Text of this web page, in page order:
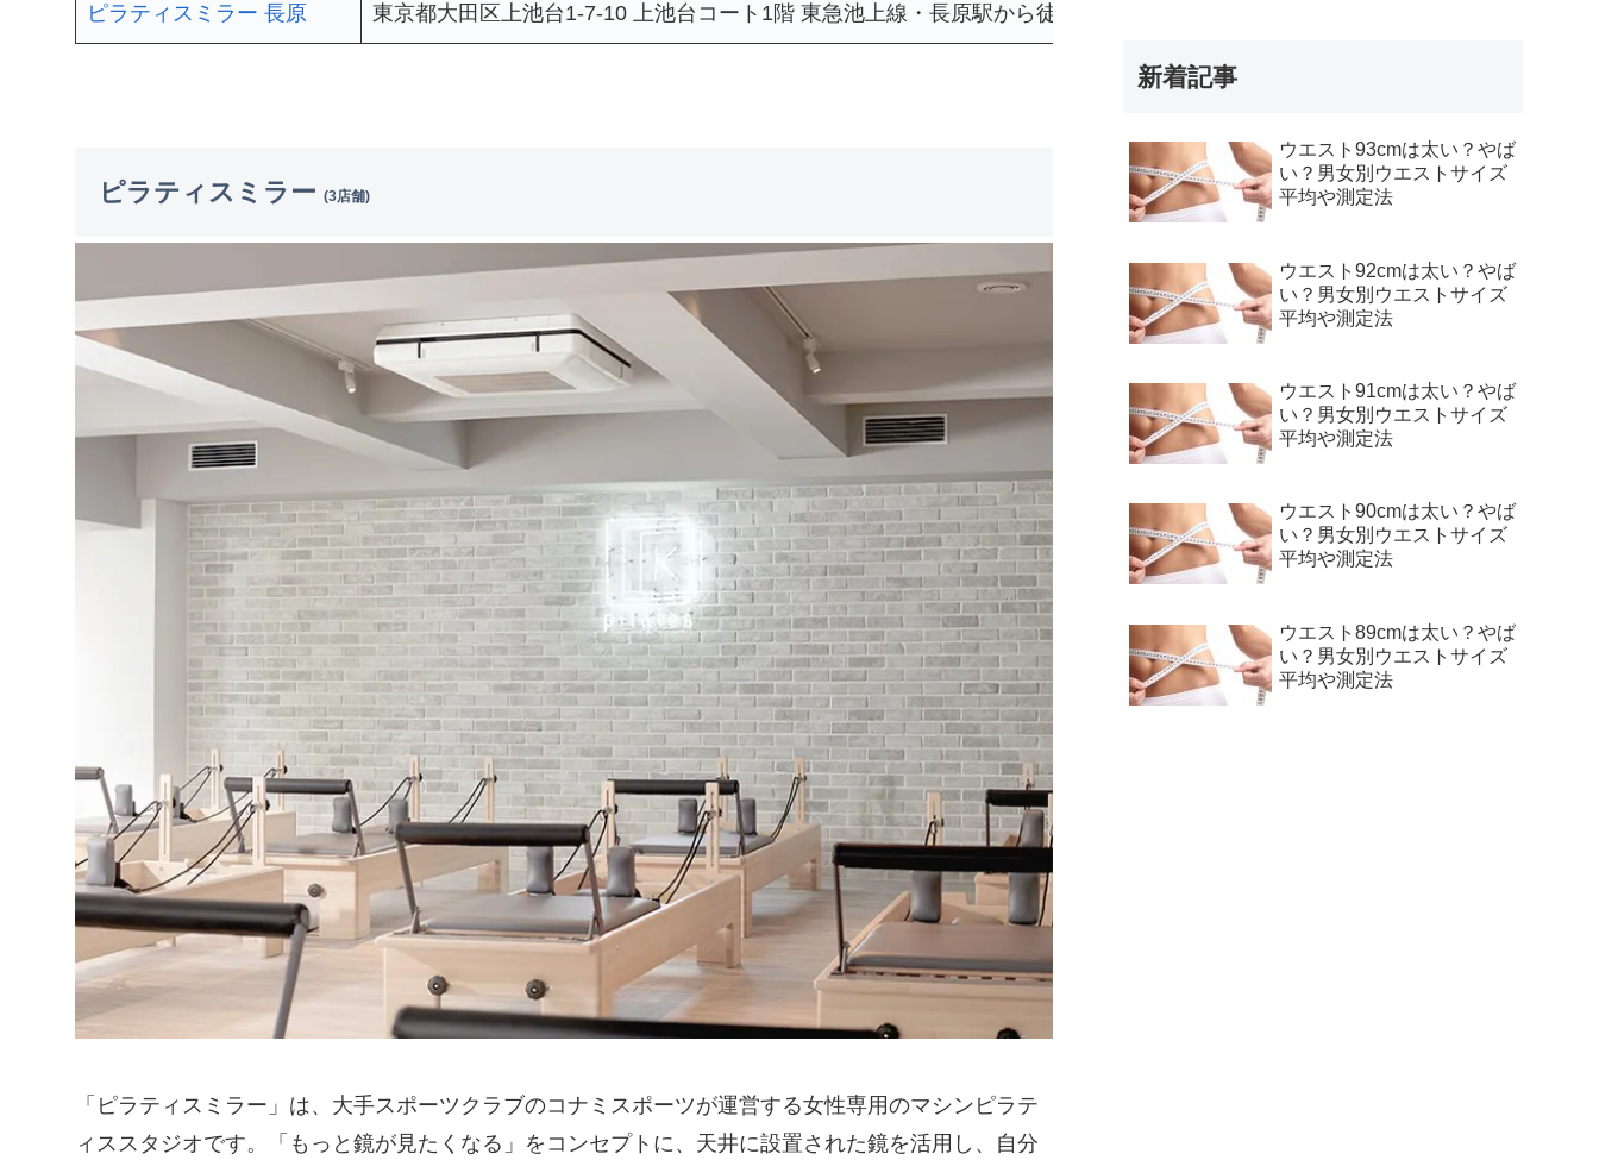
ピラティスミラー 長原 東京都大田区上池台1-7-10 上池台コート1階 東急池上線・長原駅から徒歩2分
ピラティスミラー (3店舗)
「ピラティスミラー」は、大手スポーツクラブのコナミスポーツが運営する女性専用のマシンピラテ
ィススタジオです。「もっと鏡が見たくなる」をコンセプトに、天井に設置された鏡を活用し、自分
新着記事
ウエスト93cmは太い？やば
い？男女別ウエストサイズ
平均や測定法
ウエスト92cmは太い？やば
い？男女別ウエストサイズ
平均や測定法
ウエスト91cmは太い？やば
い？男女別ウエストサイズ
平均や測定法
ウエスト90cmは太い？やば
い？男女別ウエストサイズ
平均や測定法
ウエスト89cmは太い？やば
い？男女別ウエストサイズ
平均や測定法